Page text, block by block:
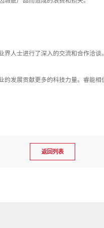
人士进行了深入的交流和合作洽谈。
发展贡献更多的科技力量。睿能
返回列表